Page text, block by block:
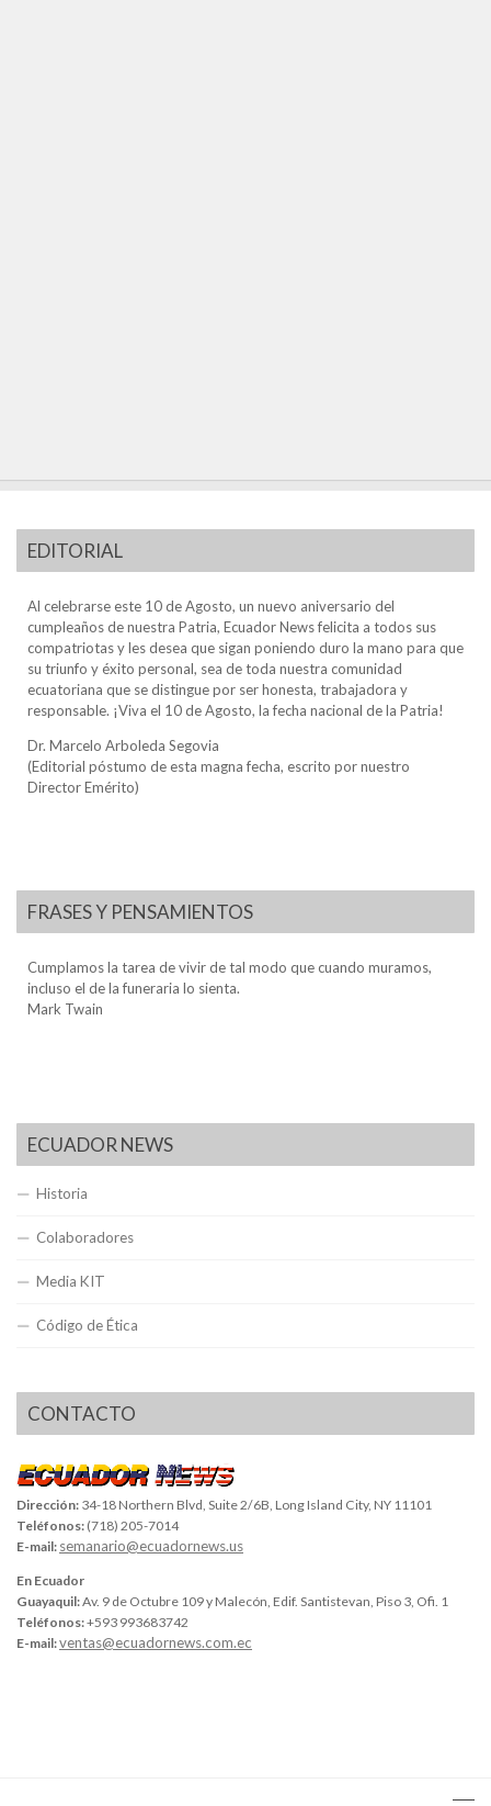
EDITORIAL
Al celebrarse este 10 de Agosto, un nuevo aniversario del
cumpleaños de nuestra Patria, Ecuador News felicita a todos sus
compatriotas y les desea que sigan poniendo duro la mano para que
su triunfo y éxito personal, sea de toda nuestra comunidad
ecuatoriana que se distingue por ser honesta, trabajadora y
responsable. ¡Viva el 10 de Agosto, la fecha nacional de la Patria!
Dr. Marcelo Arboleda Segovia
(Editorial póstumo de esta magna fecha, escrito por nuestro
Director Emérito)
FRASES Y PENSAMIENTOS
Cumplamos la tarea de vivir de tal modo que cuando muramos,
incluso el de la funeraria lo sienta.
Mark Twain
ECUADOR NEWS
Historia
Colaboradores
Media KIT
Código de Ética
CONTACTO
Dirección: 34-18 Northern Blvd, Suite 2/6B, Long Island City, NY 11101
Teléfonos: (718) 205-7014
E-mail: semanario@ecuadornews.us
En Ecuador
Guayaquil:Av. 9 de Octubre 109 y Malecón, Edif. Santistevan, Piso 3, Ofi. 1
Teléfonos:+593 993683742
E-mail:ventas@ecuadornews.com.ec